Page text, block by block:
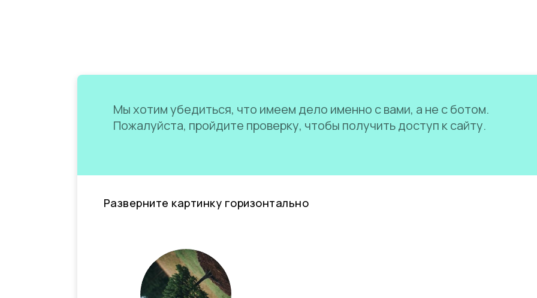
Мы хотим убедиться, что имеем дело именно с вами, а не с ботом.
Пожалуйста, пройдите проверку, чтобы получить доступ к сайту.
Разверните картинку горизонтально